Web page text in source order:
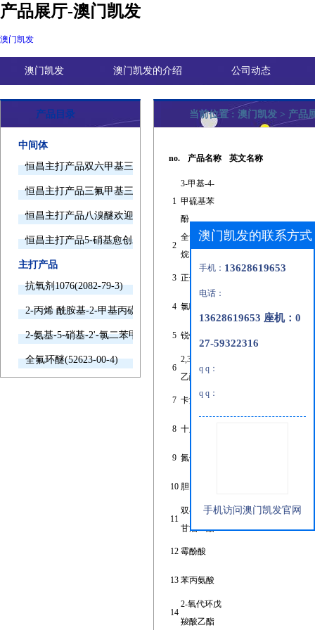
产品展厅-澳门凯发
澳门凯发
澳门凯发 澳门凯发的介绍 公司动态
产品目录
中间体
恒昌主打产品双六甲基三胺欢迎询价
恒昌主打产品三氟甲基三甲基硅烷欢迎询价
恒昌主打产品八溴醚欢迎询价
恒昌主打产品5-硝基愈创木酚钠欢迎询价
主打产品
抗氧剂1076(2082-79-3)
2-丙烯 酰胺基-2-甲基丙磺酸(15214-89-8)
2-氨基-5-硝基-2'-氯二苯甲酮(2011-66-7)
全氟环醚(52623-00-4)
当前位置 : 澳门凯发 > 产品
no. 产品名称 英文名称
1
3-甲基-4-
甲硫基苯
酚
2
全氟溴辛
烷
3 正壬酸
4 氯咪巴唑
5 锐钛矿
6
2,3'-二氯苯
乙酮
7 卡洛芬
8 十八胺
9 氮化硼
10 胆固醇
11
双半乳糖
甘油二酯
12 霉酚酸
13 苯丙氨酸
14
2-氧代环戊
羧酸乙酯
澳门凯发的联系方式
手机： 13628619653
电话：
13628619653 座机：0
27-59322316
q q：
q q：
手机访问澳门凯发官网